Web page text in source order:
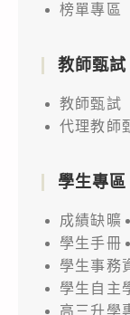
榜單專區
教師甄試
教師甄試
代理教師
學生專區
成績缺曠
學生手冊
學生事務
學生自主
高三升學